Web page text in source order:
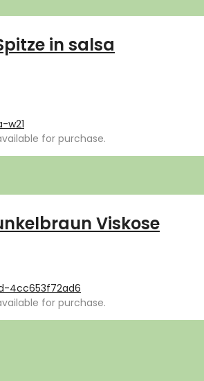
in salsa
for purchase.
Viskose
for purchase.